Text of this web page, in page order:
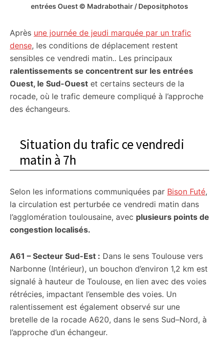
entrées Ouest © Madrabothair / Depositphotos
Après une journée de jeudi marquée par un trafic
dense, les conditions de déplacement restent
sensibles ce vendredi matin.. Les principaux
ralentissements se concentrent sur les entrées
Ouest, le Sud-Ouest et certains secteurs de la
rocade, où le trafic demeure compliqué à l’approche
des échangeurs.
Situation du trafic ce vendredi
matin à 7h
Selon les informations communiquées par Bison Futé,
la circulation est perturbée ce vendredi matin dans
l’agglomération toulousaine, avec plusieurs points de
congestion localisés.
A61 – Secteur Sud-Est : Dans le sens Toulouse vers
Narbonne (Intérieur), un bouchon d’environ 1,2 km est
signalé à hauteur de Toulouse, en lien avec des voies
rétrécies, impactant l’ensemble des voies. Un
ralentissement est également observé sur une
bretelle de la rocade A620, dans le sens Sud–Nord, à
l’approche d’un échangeur.